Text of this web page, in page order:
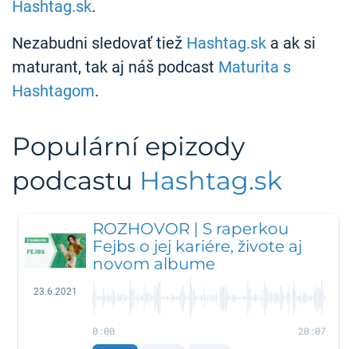
Hashtag.sk.
Nezabudni sledovať tiež Hashtag.sk a ak si
maturant, tak aj náš podcast Maturita s
Hashtagom.
Populární epizody
podcastu Hashtag.sk
23.6.2021
ROZHOVOR | S raperkou
Fejbs o jej kariére, živote aj
novom albume
0:00 20:07